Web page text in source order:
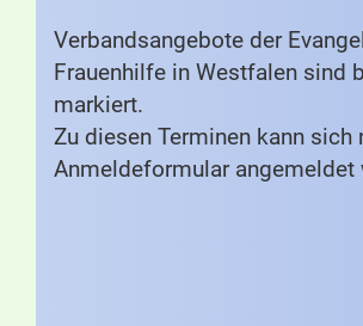
Verbandsangebote der
Frauenhilfe in Westfalen sind
markiert.
Zu diesen Terminen kann sich
Anmeldeformular angemeldet